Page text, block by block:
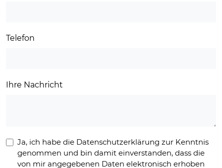
Telefon
Ihre Nachricht
Ja, ich habe die Datenschutzerklärung zur Kenntnis
genommen und bin damit einverstanden, dass die
von mir angegebenen Daten elektronisch erhoben